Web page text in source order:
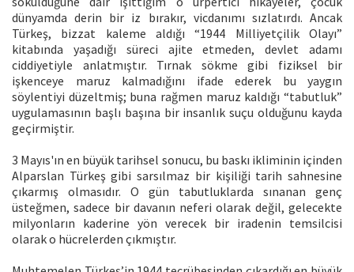
dünyamda derin bir iz bırakır, vicdanımı sızlatırdı. Ancak
Türkeş, bizzat kaleme aldığı “1944 Milliyetçilik Olayı”
kitabında yaşadığı süreci ajite etmeden, devlet adamı
ciddiyetiyle anlatmıştır. Tırnak sökme gibi fiziksel bir
işkenceye maruz kalmadığını ifade ederek bu yaygın
söylentiyi düzeltmiş; buna rağmen maruz kaldığı “tabutluk”
uygulamasının başlı başına bir insanlık suçu olduğunu kayda
geçirmiştir.
3 Mayıs'ın en büyük tarihsel sonucu, bu baskı ikliminin içinden
Alparslan Türkeş gibi sarsılmaz bir kişiliği tarih sahnesine
çıkarmış olmasıdır. O gün tabutluklarda sınanan genç
üsteğmen, sadece bir davanın neferi olarak değil, gelecekte
milyonların kaderine yön verecek bir iradenin temsilcisi
olarak o hücrelerden çıkmıştır.